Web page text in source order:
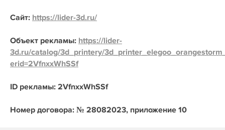
Сайт: https://lider-3d.ru/
Объект рекламы: https://lider-
3d.ru/catalog/3d_printery/
erid=2VfnxxWhSSf
ID рекламы: 2VfnxxWhSSf
Номер договора: № 28082023, приложение 10